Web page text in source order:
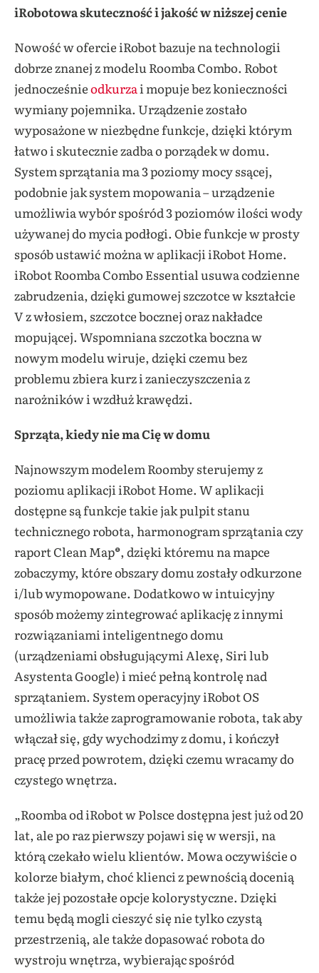
iRobotowa skuteczność i jakość w niższej cenie
Nowość w ofercie iRobot bazuje na technologii
dobrze znanej z modelu Roomba Combo. Robot
jednocześnieodkurzai mopuje bez konieczności
wymiany pojemnika. Urządzenie zostało
wyposażone w niezbędne funkcje, dzięki którym
łatwo i skutecznie zadba o porządek w domu.
System sprzątania ma 3 poziomy mocy ssącej,
podobnie jak system mopowania – urządzenie
umożliwia wybór spośród 3 poziomów ilości wody
używanej do mycia podłogi. Obie funkcje w prosty
sposób ustawić można w aplikacji iRobot Home.
iRobot Roomba Combo Essential usuwa codzienne
zabrudzenia, dzięki gumowej szczotce w kształcie
V z włosiem, szczotce bocznej oraz nakładce
mopującej. Wspomniana szczotka boczna w
nowym modelu wiruje, dzięki czemu bez
problemu zbiera kurz i zanieczyszczenia z
narożników i wzdłuż krawędzi.
Sprząta, kiedy nie ma Cię w domu
Najnowszym modelem Roomby sterujemy z
poziomu aplikacji iRobot Home. W aplikacji
dostępne są funkcje takie jak pulpit stanu
technicznego robota, harmonogram sprzątania czy
raport Clean Map®, dzięki któremu na mapce
zobaczymy, które obszary domu zostały odkurzone
i/lub wymopowane. Dodatkowo w intuicyjny
sposób możemy zintegrować aplikację z innymi
rozwiązaniami inteligentnego domu
(urządzeniami obsługującymi Alexę, Siri lub
Asystenta Google) i mieć pełną kontrolę nad
sprzątaniem. System operacyjny iRobot OS
umożliwia także zaprogramowanie robota, tak aby
włączał się, gdy wychodzimy z domu, i kończył
pracę przed powrotem, dzięki czemu wracamy do
czystego wnętrza.
„Roomba od iRobot w Polsce dostępna jest już od 20
lat, ale po raz pierwszy pojawi się w wersji, na
którą czekało wielu klientów. Mowa oczywiście o
kolorze białym, choć klienci z pewnością docenią
także jej pozostałe opcje kolorystyczne. Dzięki
temu będą mogli cieszyć się nie tylko czystą
przestrzenią, ale także dopasować robota do
wystroju wnętrza, wybierając spośród